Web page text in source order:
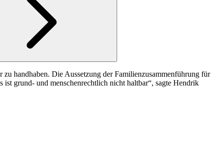
handhaben. Die Aussetzung der Familienzusammenführung für
grund- und menschenrechtlich nicht haltbar“, sagte Hendrik